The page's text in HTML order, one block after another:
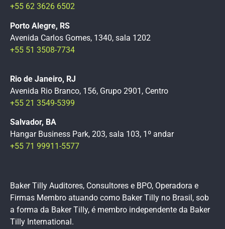
+55 62 3626 6502
Porto Alegre, RS
Avenida Carlos Gomes, 1340, sala 1202
+55 51 3508-7734
Rio de Janeiro, RJ
Avenida Rio Branco, 156, Grupo 2901, Centro
+55 21 3549-5399
Salvador, BA
Hangar Business Park, 203, sala 103, 1º andar
+55 71 99911-5577
Baker Tilly Auditores, Consultores e BPO, Operadora e
Firmas Membro atuando como Baker Tilly no Brasil, sob
a forma da Baker Tilly, é membro independente da Baker
Tilly International.